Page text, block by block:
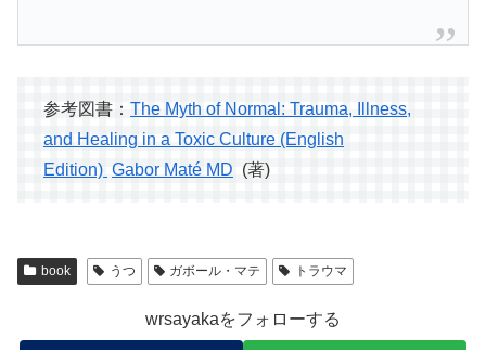
参考図書： The Myth of Normal: Trauma, Illness,
and Healing in a Toxic Culture (English
Edition) Gabor Maté MD (著)
book うつ ガボール・マテ トラウマ
wrsayakaをフォローする